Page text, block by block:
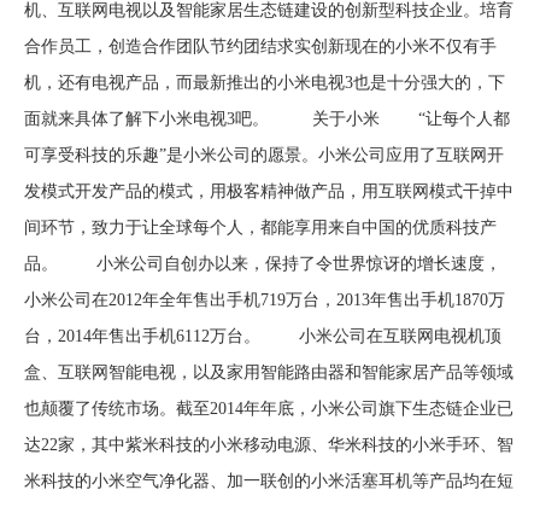
机、互联网电视以及智能家居生态链建设的创新型科技企业。培育
合作员工，创造合作团队节约团结求实创新现在的小米不仅有手
机，还有电视产品，而最新推出的小米电视3也是十分强大的，下
面就来具体了解下小米电视3吧。 关于小米 “让每个人都
可享受科技的乐趣”是小米公司的愿景。小米公司应用了互联网开
发模式开发产品的模式，用极客精神做产品，用互联网模式干掉中
间环节，致力于让全球每个人，都能享用来自中国的优质科技产
品。 小米公司自创办以来，保持了令世界惊讶的增长速度，
小米公司在2012年全年售出手机719万台，2013年售出手机1870万
台，2014年售出手机6112万台。 小米公司在互联网电视机顶
盒、互联网智能电视，以及家用智能路由器和智能家居产品等领域
也颠覆了传统市场。截至2014年年底，小米公司旗下生态链企业已
达22家，其中紫米科技的小米移动电源、华米科技的小米手环、智
米科技的小米空气净化器、加一联创的小米活塞耳机等产品均在短